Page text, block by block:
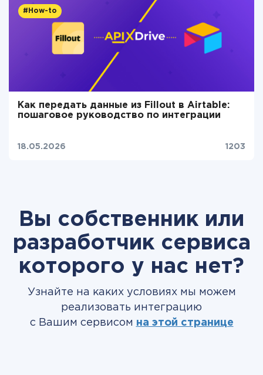
#How-to
Как передать данные из Fillout в Airtable:
пошаговое руководство по интеграции
18.05.2026 1203
Вы собственник или
разработчик сервиса
которого у нас нет?
Узнайте на каких условиях мы можем
реализовать интеграцию
с Вашим сервисом на этой странице